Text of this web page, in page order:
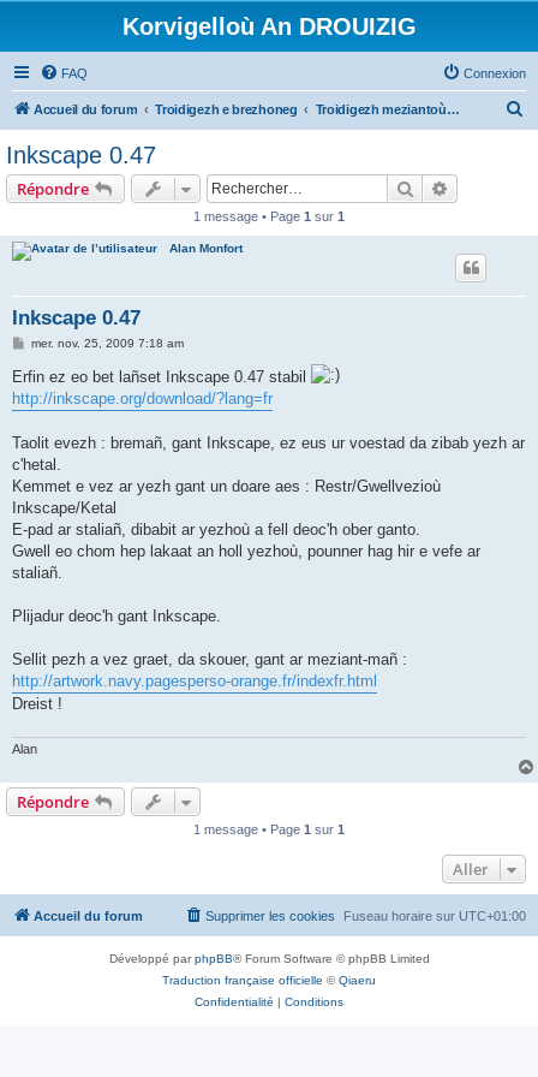
Korvigelloù An DROUIZIG
FAQ Connexion
Accueil du forum Troidigezh e brezhoneg Troidigezh meziantoù all (frank a wirioù evit an darn vrasañ anezho)
Inkscape 0.47
Répondre Rechercher
1 message • Page 1 sur 1
Alan Monfort
Inkscape 0.47
M
s
s
a
g
mer. nov. 25, 2009 7:18 am
Erfin ez eo bet lañset Inkscape 0.47 stabil
http://inkscape.org/download/?lang=fr
Taolit evezh : bremañ, gant Inkscape, ez eus ur voestad da zibab yezh ar
c'hetal.
Kemmet e vez ar yezh gant un doare aes : Restr/Gwellvezioù
Inkscape/Ketal
E-pad ar staliañ, dibabit ar yezhoù a fell deoc'h ober ganto.
Gwell eo chom hep lakaat an holl yezhoù, pounner hag hir e vefe ar
staliañ.
Plijadur deoc'h gant Inkscape.
Sellit pezh a vez graet, da skouer, gant ar meziant-mañ :
http://artwork.navy.pagesperso-orange.fr/indexfr.html
Dreist !
Alan
Répondre
1 message • Page 1 sur 1
Aller
Accueil du forum Fuseau horaire sur UTC+01:00
Supprimer les cookies
Développé parphpBB® Forum Software © phpBB Limited
Traduction française officielle ©Qiaeru
Confidentialité | Conditions